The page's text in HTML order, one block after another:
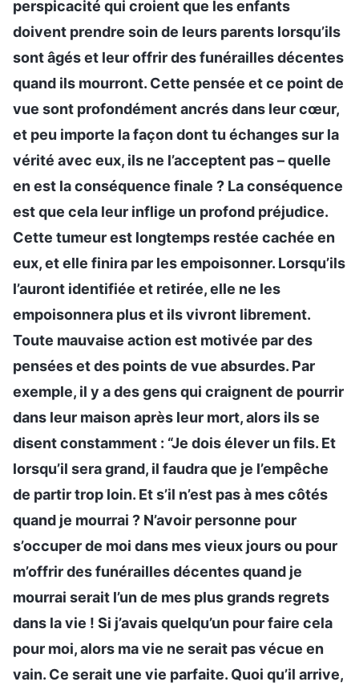
perspicacité qui croient que les enfants
doivent prendre soin de leurs parents lorsqu’ils
sont âgés et leur offrir des funérailles décentes
quand ils mourront. Cette pensée et ce point de
vue sont profondément ancrés dans leur cœur,
et peu importe la façon dont tu échanges sur la
vérité avec eux, ils ne l’acceptent pas – quelle
en est la conséquence finale ? La conséquence
est que cela leur inflige un profond préjudice.
Cette tumeur est longtemps restée cachée en
eux, et elle finira par les empoisonner. Lorsqu’ils
l’auront identifiée et retirée, elle ne les
empoisonnera plus et ils vivront librement.
Toute mauvaise action est motivée par des
pensées et des points de vue absurdes. Par
exemple, il y a des gens qui craignent de pourrir
dans leur maison après leur mort, alors ils se
disent constamment : “Je dois élever un fils. Et
lorsqu’il sera grand, il faudra que je l’empêche
de partir trop loin. Et s’il n’est pas à mes côtés
quand je mourrai ? N’avoir personne pour
s’occuper de moi dans mes vieux jours ou pour
m’offrir des funérailles décentes quand je
mourrai serait l’un de mes plus grands regrets
dans la vie ! Si j’avais quelqu’un pour faire cela
pour moi, alors ma vie ne serait pas vécue en
vain. Ce serait une vie parfaite. Quoi qu’il arrive,